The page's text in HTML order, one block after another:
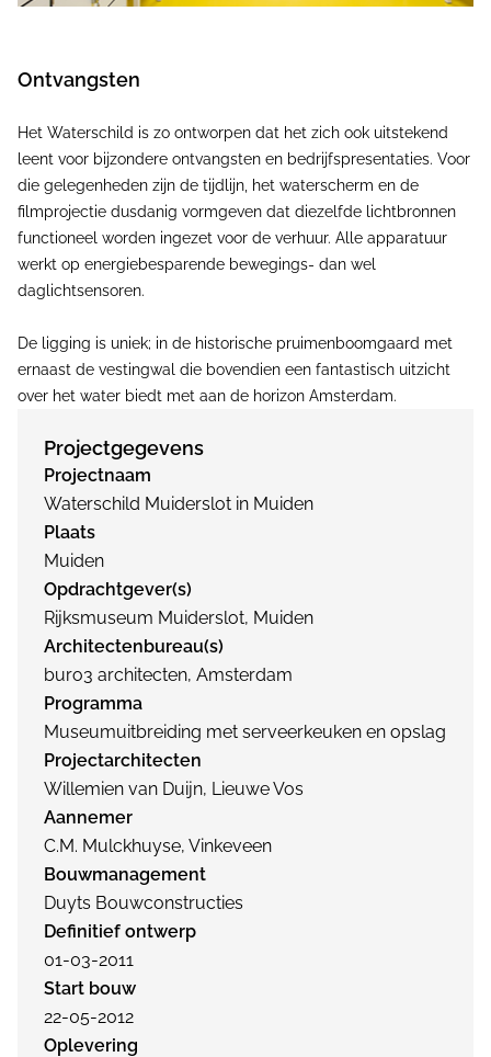
Ontvangsten
Het Waterschild is zo ontworpen dat het zich ook uitstekend
leent voor bijzondere ontvangsten en bedrijfspresentaties. Voor
die gelegenheden zijn de tijdlijn, het waterscherm en de
filmprojectie dusdanig vormgeven dat diezelfde lichtbronnen
functioneel worden ingezet voor de verhuur. Alle apparatuur
werkt op energiebesparende bewegings- dan wel
daglichtsensoren.
De ligging is uniek; in de historische pruimenboomgaard met
ernaast de vestingwal die bovendien een fantastisch uitzicht
over het water biedt met aan de horizon Amsterdam.
Projectgegevens
Projectnaam
Waterschild Muiderslot in Muiden
Plaats
Muiden
Opdrachtgever(s)
Rijksmuseum Muiderslot, Muiden
Architectenbureau(s)
buro3 architecten, Amsterdam
Programma
Museumuitbreiding met serveerkeuken en opslag
Projectarchitecten
Willemien van Duijn, Lieuwe Vos
Aannemer
C.M. Mulckhuyse, Vinkeveen
Bouwmanagement
Duyts Bouwconstructies
Definitief ontwerp
01-03-2011
Start bouw
22-05-2012
Oplevering